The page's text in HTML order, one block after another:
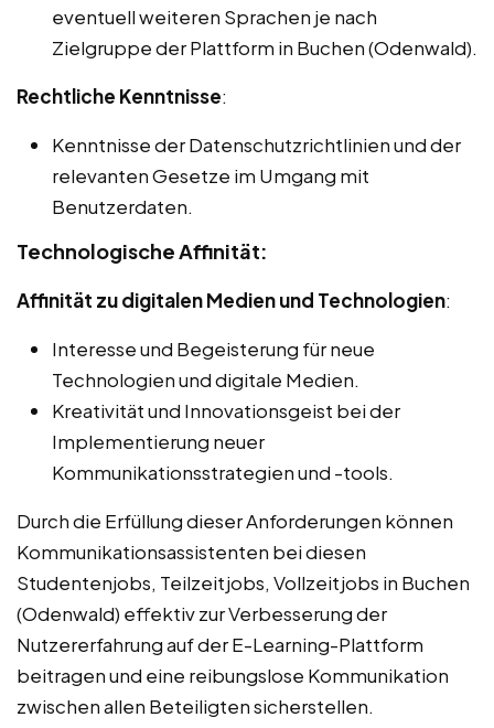
eventuell weiteren Sprachen je nach
Zielgruppe der Plattform in Buchen (Odenwald).
Rechtliche Kenntnisse:
Kenntnisse der Datenschutzrichtlinien und der
relevanten Gesetze im Umgang mit
Benutzerdaten.
Technologische Affinität:
Affinität zu digitalen Medien und Technologien:
Interesse und Begeisterung für neue
Technologien und digitale Medien.
Kreativität und Innovationsgeist bei der
Implementierung neuer
Kommunikationsstrategien und -tools.
Durch die Erfüllung dieser Anforderungen können
Kommunikationsassistenten bei diesen
Studentenjobs, Teilzeitjobs, Vollzeitjobs in Buchen
(Odenwald) effektiv zur Verbesserung der
Nutzererfahrung auf der E-Learning-Plattform
beitragen und eine reibungslose Kommunikation
zwischen allen Beteiligten sicherstellen.